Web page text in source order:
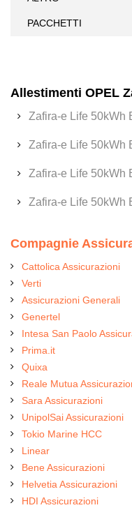
PACCHETTI
Allestimenti OPEL
Zafira-e Life 50kWh
Zafira-e Life 50kWh
Zafira-e Life 50kWh
Zafira-e Life 50kWh
Compagnie
Cattolica Assicurazioni
Verti
Assicurazioni Generali
Genertel
Intesa San Paolo
Prima.it
Quixa
Reale Mutua
Sara Assicurazioni
UnipolSai Assicurazioni
Tokio Marine HCC
Linear
Bene Assicurazioni
Helvetia Assicurazioni
HDI Assicurazioni